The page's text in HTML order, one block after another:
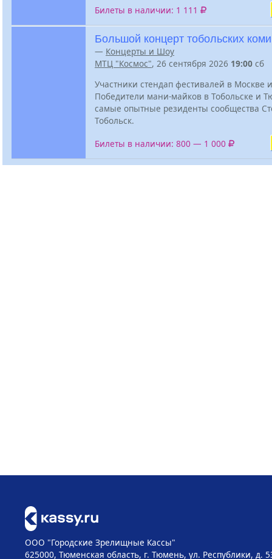
Билеты в наличии: 1 111
Большой концерт тобольских
— Концерты и Шоу
МТЦ "Космос", 26 сентября 2026 19:00 сб
Участники стендап фестивалей в Москве
Победители мани-майков в Тобольске и
самые опытные резиденты сообщества
Тобольск.
Билеты в наличии: 800 — 1 000
ООО "Городские Зрелищные Кассы"
625000, Тюменская область, г. Тюмень, ул. Республики, д.